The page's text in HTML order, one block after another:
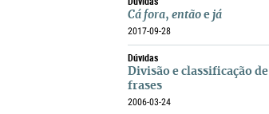
Cá fora, então e já
2017-09-28
Dúvidas
Divisão e classificação de
frases
2006-03-24